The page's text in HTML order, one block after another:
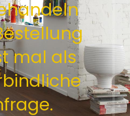
mal als